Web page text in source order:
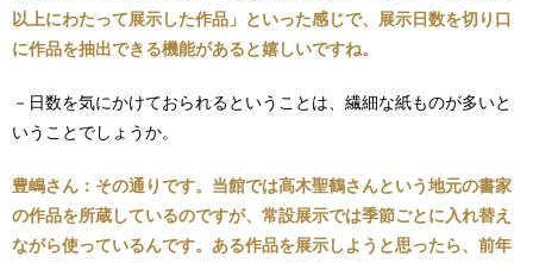
以上にわたって展示した作品」といった感じで、展示日数を切り口
に作品を抽出できる機能があると嬉しいですね。
－日数を気にかけておられるということは、繊細な紙ものが多いと
いうことでしょうか。
豊嶋さん：その通りです。当館では高木聖鶴さんという地元の書家
の作品を所蔵しているのですが、常設展示では季節ごとに入れ替え
ながら使っているんです。ある作品を展示しようと思ったら、前年